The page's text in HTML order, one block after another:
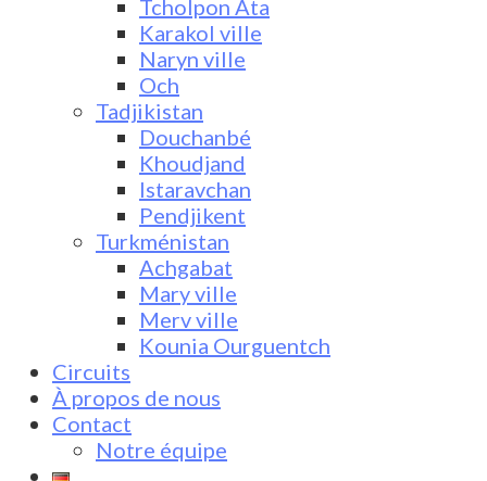
Tcholpon Ata
Karakol ville
Naryn ville
Och
Tadjikistan
Douchanbé
Khoudjand
Istaravchan
Pendjikent
Turkménistan
Achgabat
Mary ville
Merv ville
Kounia Ourguentch
Circuits
À propos de nous
Contact
Notre équipe